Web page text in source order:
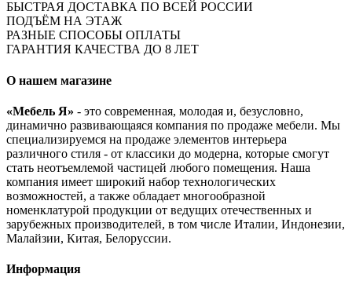
БЫСТРАЯ ДОСТАВКА ПО ВСЕЙ РОССИИ
ПОДЪЁМ НА ЭТАЖ
РАЗНЫЕ СПОСОБЫ ОПЛАТЫ
ГАРАНТИЯ КАЧЕСТВА ДО 8 ЛЕТ
О нашем магазине
«Мебель Я» - это современная, молодая и, безусловно,
динамично развивающаяся компания по продаже мебели. Мы
специализируемся на продаже элементов интерьера
различного стиля - от классики до модерна, которые смогут
стать неотъемлемой частицей любого помещения. Наша
компания имеет широкий набор технологических
возможностей, а также обладает многообразной
номенклатурой продукции от ведущих отечественных и
зарубежных производителей, в том числе Италии, Индонезии,
Малайзии, Китая, Белоруссии.
Информация